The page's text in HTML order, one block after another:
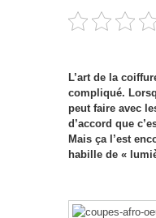
L’art de la
compliqué.
peut faire avec
d’accord que
Mais ça l’est
habille de «